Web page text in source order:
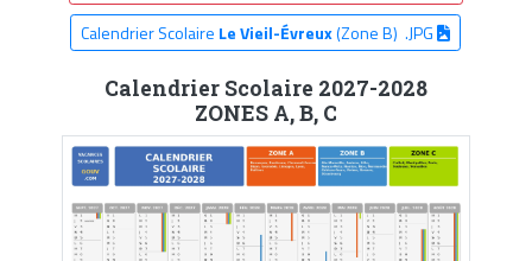
Calendrier Scolaire Le Vieil-Évreux(Zone B) .JPG
Calendrier Scolaire 2027-2028
ZONES A, B, C